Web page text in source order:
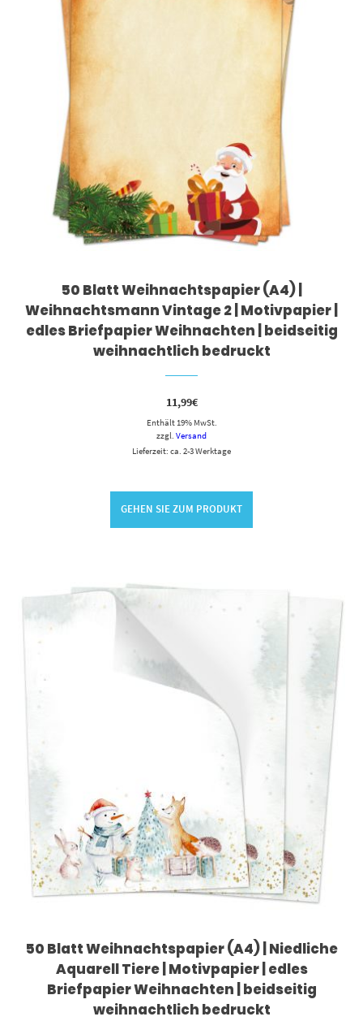
50 Blatt Weihnachtspapier (A4) |
Weihnachtsmann Vintage 2 | Motivpapier |
edles Briefpapier Weihnachten | beidseitig
weihnachtlich bedruckt
11,99€
Enthält 19% MwSt.
zzgl. Versand
Lieferzeit: ca. 2-3 Werktage
GEHEN SIE ZUM PRODUKT
50 Blatt Weihnachtspapier (A4) | Niedliche
Aquarell Tiere | Motivpapier | edles
Briefpapier Weihnachten | beidseitig
weihnachtlich bedruckt